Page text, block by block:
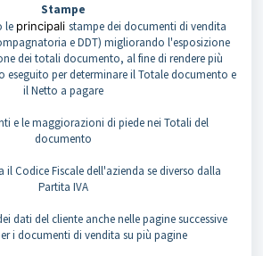
Stampe
le principali stampe dei documenti di vendita
e DDT) migliorando l'esposizione
dei totali documento, al fine di rendere più
eseguito per determinare il Totale documento e
il Netto a pagare
e le maggiorazioni di piede nei Totali del
documento
Codice Fiscale dell'azienda se diverso dalla
Partita IVA
dati del cliente anche nelle pagine successive
i documenti di vendita su più pagine